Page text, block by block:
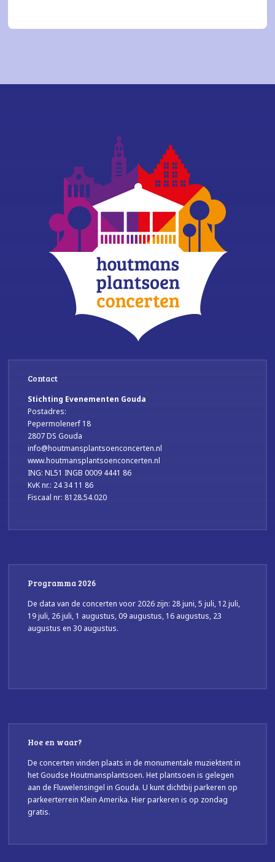
Contact
Stichting Evenementen Gouda
Postadres:
Pepermolenerf 18
2807 DS Gouda
info@houtmansplantsoenconcerten.nl
www.houtmansplantsoenconcerten.nl
ING: NL51 INGB 0009 4441 86
KvK nr.: 24 34 11 86
Fiscaal nr: 8128.54.020
Programma 2026
De data van de concerten voor 2026 zijn: 28 juni, 5 juli, 12 juli,
19 juli, 26 juli, 1 augustus, 09 augustus, 16 augustus, 23
augustus en 30 augustus.
Hoe en waar?
De concerten vinden plaats in de monumentale muziektent in
het Goudse Houtmansplantsoen. Het plantsoen is gelegen
aan de Fluwelensingel in Gouda. U kunt dichtbij parkeren op
parkeerterrein Klein Amerika. Hier parkeren is op zondag
gratis.